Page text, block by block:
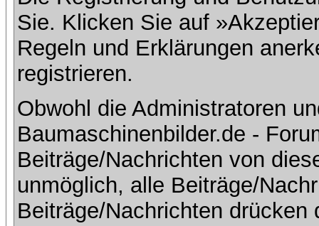
Sie. Klicken Sie auf
Regeln und Erklärungen
registrieren.
Obwohl die Administratoren
Baumaschinenbilder.de -
Beiträge/Nachrichten von
unmöglich, alle Beiträge/
Beiträge/Nachrichten